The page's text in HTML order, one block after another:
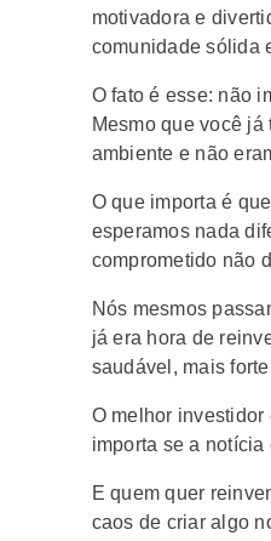
motivadora e
comunidade sólida
O fato é esse: não
Mesmo que você
ambiente e não
O que importa é
esperamos nada
comprometido não
Nós mesmos
já era hora de
saudável, mais
O melhor
importa se a notícia
E quem quer
caos de criar algo